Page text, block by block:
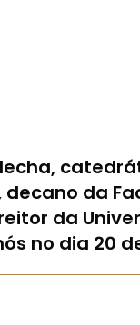
da
da
no dia 20